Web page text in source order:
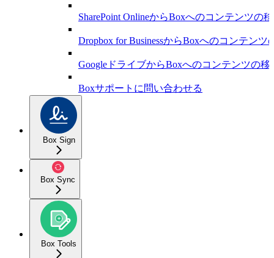
SharePoint OnlineからBoxへのコンテンツの
Dropbox for BusinessからBoxへのコンテンツ
GoogleドライブからBoxへのコンテンツの移
Boxサポートに問い合わせる
Box Sign
Box Sync
Box Tools